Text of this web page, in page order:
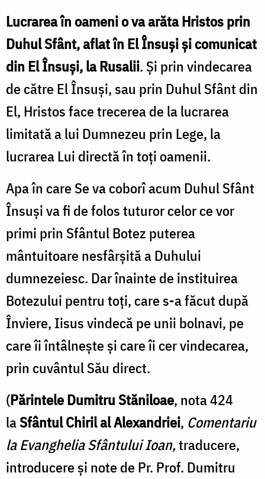
Lucrarea în oameni o va arăta Hristos prin
Duhul Sfânt, aflat în El Însuși și comunicat
din El Însuși, la Rusalii. Și prin vindecarea
de către El Însuși, sau prin Duhul Sfânt din
El, Hristos face trecerea de la lucrarea
limitată a lui Dumnezeu prin Lege, la
lucrarea Lui directă în toți oamenii.
Apa în care Se va coborî acum Duhul Sfânt
Însuși va fi de folos tuturor celor ce vor
primi prin Sfântul Botez puterea
mântuitoare nesfârșită a Duhului
dumnezeiesc. Dar înainte de instituirea
Botezului pentru toți, care s-a făcut după
Înviere, Iisus vindecă pe unii bolnavi, pe
care îi întâlnește și care îi cer vindecarea,
prin cuvântul Său direct.
(Părintele Dumitru Stăniloae, nota 424
laSfântul Chiril al Alexandriei, Comentariu
la Evanghelia Sfântului Ioan,traducere,
introducere și note de Pr. Prof. Dumitru